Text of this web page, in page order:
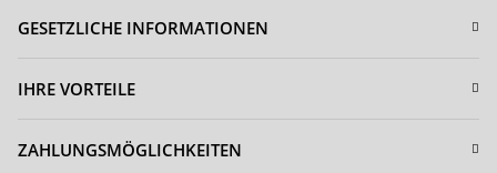
GESETZLICHE INFORMATIONEN
IHRE VORTEILE
ZAHLUNGSMÖGLICHKEITEN